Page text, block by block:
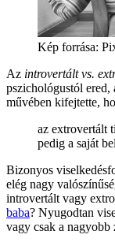
Kép forrása:
Az introvertált vs.
pszichológustól
művében kifejtette,
az extrovertált
pedig a saját
Bizonyos
elég nagy
introvertált vagy
baba? Nyugodtan
vagy csak a nagyobb